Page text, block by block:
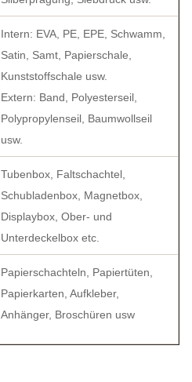
Intern: EVA, PE, EPE, Schwamm,
Satin, Samt, Papierschale,
Kunststoffschale usw.
Extern: Band, Polyesterseil,
Polypropylenseil, Baumwollseil
usw.
Tubenbox, Faltschachtel,
Schubladenbox, Magnetbox,
Displaybox, Ober- und
Unterdeckelbox etc.
Papierschachteln, Papiertüten,
Papierkarten, Aufkleber,
Anhänger, Broschüren usw